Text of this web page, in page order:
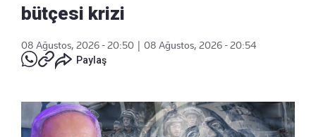
bütçesi krizi
08 Ağustos, 2026 - 20:50
08 Ağustos, 2026 - 20:54
Paylaş